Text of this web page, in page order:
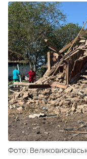
Фото: